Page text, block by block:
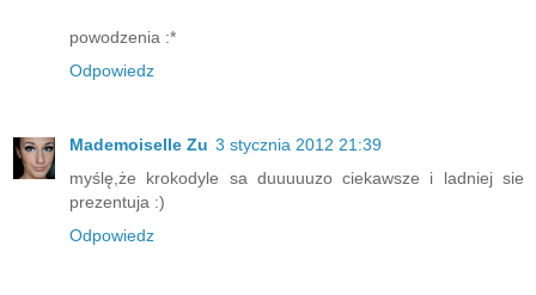
powodzenia :*
Odpowiedz
Mademoiselle Zu 3 stycznia 2012 21:39
myślę,że krokodyle sa duuuuuzo ciekawsze i ladniej sie
prezentuja :)
Odpowiedz